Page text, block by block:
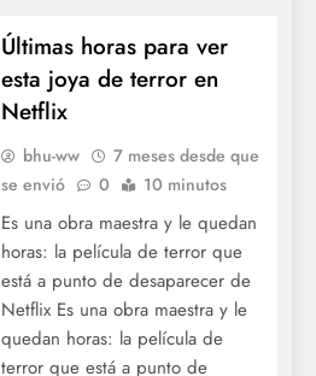
Últimas horas para ver
esta joya de terror en
Netflix
bhu-ww
7 meses desde que
se envió
0 10 minutos
Es una obra maestra y le quedan
horas: la película de terror que
está a punto de desaparecer de
Netflix Es una obra maestra y le
quedan horas: la película de
terror que está a punto de